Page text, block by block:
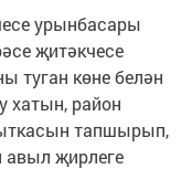
урынбасары
җитәкчесе
туган көне белән
хатын, район
тапшырып,
авыл җирлеге